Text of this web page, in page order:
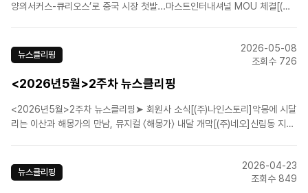
양의서커스-큐리오스’로 중국 시장 첫발...마스트인터내셔널 MOU 체결[(주)
(주)]뮤지컬 '디어 에반 핸..
뉴스클리핑
2026-05-08
조회수 726
<2026년5월>2주차 뉴스클리핑
<2026년5월>2주차 뉴스클리핑➤ 회원사 소식[(주)나인스토리]악몽에 시달
리는 이산과 해몽가의 만남, 뮤지컬 〈해몽가〉 내달 개막[(주)네오]신림동 지하
스키’ 6월 개..
뉴스클리핑
2026-04-23
조회수 849